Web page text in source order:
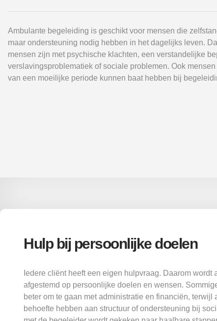
Ambulante begeleiding is geschikt voor mensen die
maar ondersteuning nodig hebben in het dagelijks leven.
mensen zijn met psychische klachten, een verstandelijke
verslavingsproblematiek of sociale problemen. Ook
van een moeilijke periode kunnen baat hebben bij
Hulp bij persoonlijke doelen
Iedere cliënt heeft een eigen hulpvraag. Daarom wordt
afgestemd op persoonlijke doelen en wensen.
beter om te gaan met administratie en financiën, terwijl
behoefte hebben aan structuur of ondersteuning bij